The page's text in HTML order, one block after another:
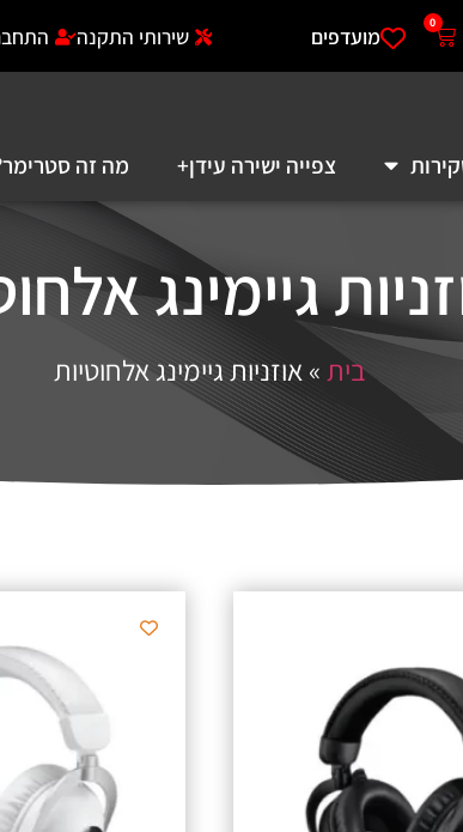
0
מועדפים שירותי התקנה
צפייה ישירה עידן+ מה זה
גיימינג
בית»אוזניות גיימינג אלחוטיות